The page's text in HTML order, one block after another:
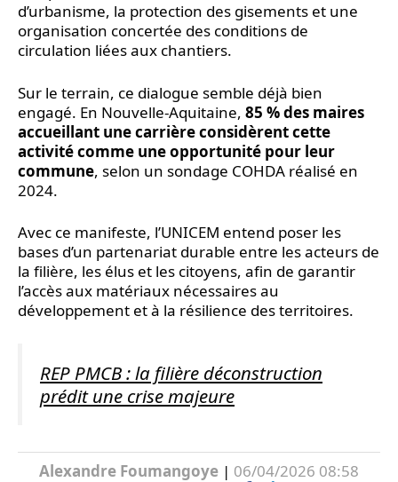
d’urbanisme, la protection des gisements et une
organisation concertée des conditions de
circulation liées aux chantiers.
Sur le terrain, ce dialogue semble déjà bien
engagé. En Nouvelle-Aquitaine, 85 % des maires
accueillant une carrière considèrent cette
activité comme une opportunité pour leur
commune, selon un sondage COHDA réalisé en
2024.
Avec ce manifeste, l’UNICEM entend poser les
bases d’un partenariat durable entre les acteurs de
la filière, les élus et les citoyens, afin de garantir
l’accès aux matériaux nécessaires au
développement et à la résilience des territoires.
REP PMCB : la filière déconstruction
prédit une crise majeure
Alexandre Foumangoye | 06/04/2026 08:58